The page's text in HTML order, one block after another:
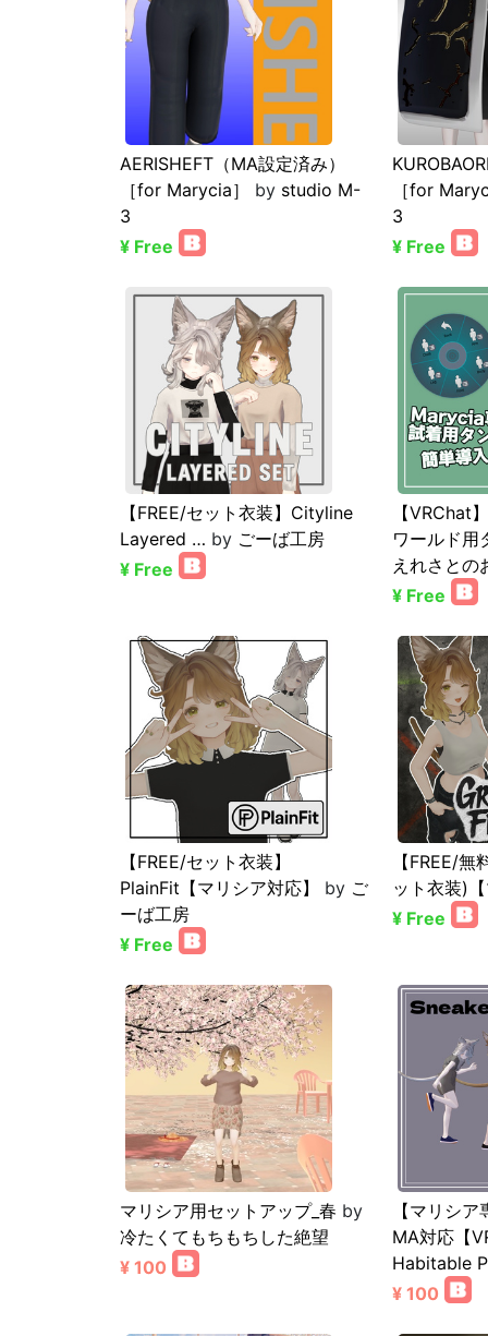
AERISHEFT（MA設定済み）
［for Marycia］
by studio M-
3
¥ Free
［for
3
¥ Free
【FREE/セット衣装】Cityline
Layered … by ごーば工房
¥ Free
【VRChat
ワールド用
えれさとの
¥ Free
【FREE/セット衣装】
PlainFit【マリシア対応】
by ご
ーば工房
¥ Free
【FREE/
ット衣装)
¥ Free
マリシア用セットアップ_春 by
冷たくてもちもちした絶望
¥ 100
【マリシ
MA対応【
Habitable
¥ 100